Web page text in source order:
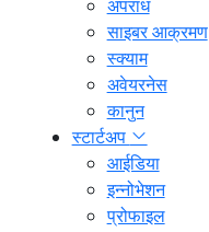
अपराध
साइबर आक्रमण
स्क्याम
अवेयरनेस
कानुन
स्टार्टअप
आईडिया
इन्नोभेशन
प्रोफाइल